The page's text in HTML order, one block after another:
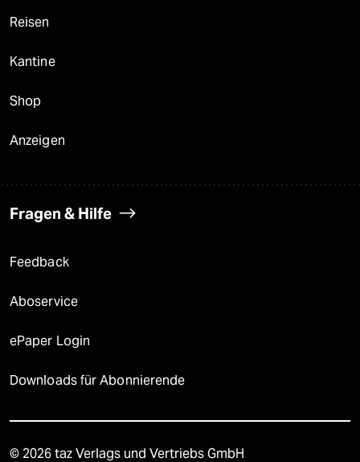
Reisen
Kantine
Shop
Anzeigen
Fragen & Hilfe
Feedback
Aboservice
ePaper Login
Downloads für Abonnierende
© 2026 taz Verlags und Vertriebs GmbH